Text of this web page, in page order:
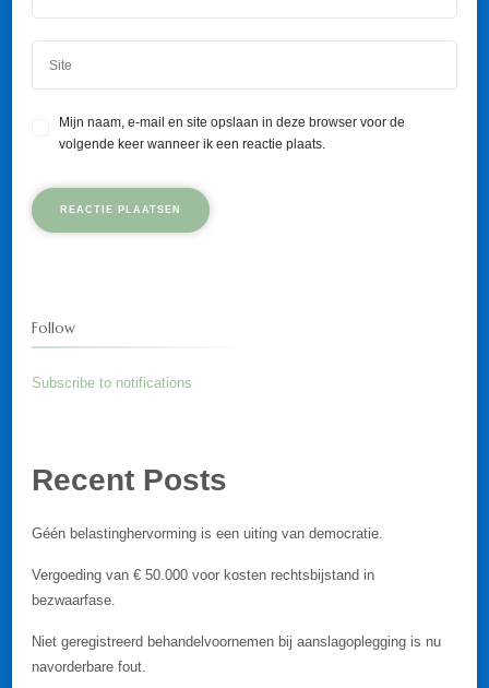
Mijn naam, e-mail en site opslaan in deze browser voor de
volgende keer wanneer ik een reactie plaats.
Follow
Subscribe to notifications
Recent Posts
Géén belastinghervorming is een uiting van democratie.
Vergoeding van € 50.000 voor kosten rechtsbijstand in
bezwaarfase.
Niet geregistreerd behandelvoornemen bij aanslagoplegging is nu
navorderbare fout.